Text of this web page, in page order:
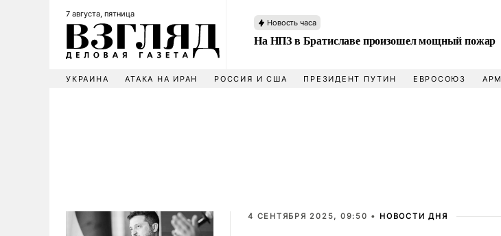
7 августа, пятница
Новость часа
На НПЗ в Братиславе произошел мощный пожар
УКРАИНА АТАКА НА ИРАН РОССИЯ И США ПРЕЗИДЕНТ ПУТИН ЕВРОСОЮЗ
4 СЕНТЯБРЯ 2025, 09:50 • НОВОСТИ ДНЯ